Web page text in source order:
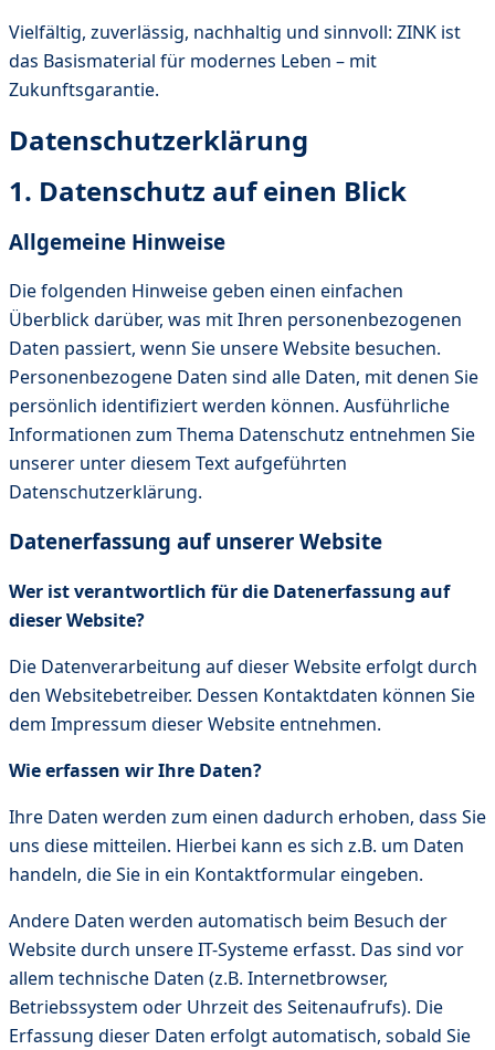
Vielfältig, zuverlässig, nachhaltig und sinnvoll: ZINK ist
das Basismaterial für modernes Leben – mit
Zukunftsgarantie.
Datenschutzerklärung
1. Datenschutz auf einen Blick
Allgemeine Hinweise
Die folgenden Hinweise geben einen einfachen
Überblick darüber, was mit Ihren personenbezogenen
Daten passiert, wenn Sie unsere Website besuchen.
Personenbezogene Daten sind alle Daten, mit denen Sie
persönlich identifiziert werden können. Ausführliche
Informationen zum Thema Datenschutz entnehmen Sie
unserer unter diesem Text aufgeführten
Datenschutzerklärung.
Datenerfassung auf unserer Website
Wer ist verantwortlich für die Datenerfassung auf
dieser Website?
Die Datenverarbeitung auf dieser Website erfolgt durch
den Websitebetreiber. Dessen Kontaktdaten können Sie
dem Impressum dieser Website entnehmen.
Wie erfassen wir Ihre Daten?
Ihre Daten werden zum einen dadurch erhoben, dass Sie
uns diese mitteilen. Hierbei kann es sich z.B. um Daten
handeln, die Sie in ein Kontaktformular eingeben.
Andere Daten werden automatisch beim Besuch der
Website durch unsere IT-Systeme erfasst. Das sind vor
allem technische Daten (z.B. Internetbrowser,
Betriebssystem oder Uhrzeit des Seitenaufrufs). Die
Erfassung dieser Daten erfolgt automatisch, sobald Sie